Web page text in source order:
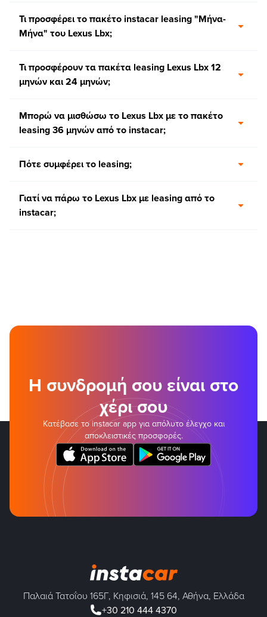
Τι προσφέρει το πακέτο instacar leasing "Μήνα-
Μήνα" του Lexus Lbx;
Τι προσφέρουν τα πακέτα leasing Lexus Lbx 12
μηνών και 24 μηνών;
Μπορώ να μισθώσω το Lexus Lbx με το πακέτο
leasing 36 μηνών από το instacar;
Πότε συμφέρει το leasing;
Γιατί να πάρω το Lexus Lbx με leasing από το
instacar;
Η συνδρομή σου είναι στο
χέρι σου
Κατέβασε το instacar app για απόλυτο έλεγχο και
αποκλειστικές προσφορές.
Παλαιά Τατοΐου 165Γ, Κηφισιά, 145 64, Αθήνα, Ελλάδα
+30 210 444 4370